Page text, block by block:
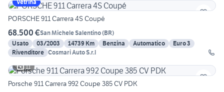
Vetrina
PORSCHE 911 Carrera 4S Coupé
68.500 €San Michele Salentino(BR)
Usato
03/2003 14739 Km Benzina Automatico
Euro 3
Rivenditore Cosmari Auto S.r.l
11
Porsche 911 Carrera 992 Coupe 385 CV PDK